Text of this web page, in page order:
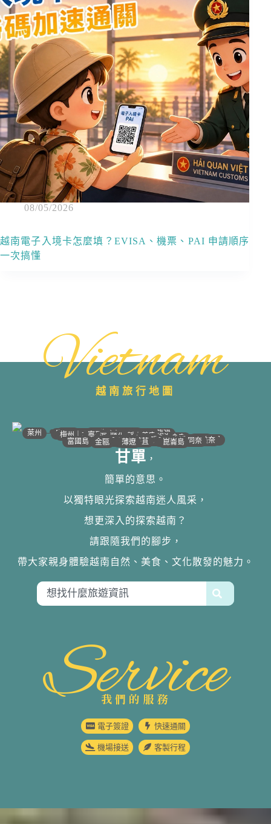
08/05/2026
越南電子入境卡怎麼填？EVISA、機票、PAI 申請順序
一次搞懂
Vietnam
越南旅行地圖
• 河江｜高平
沙壩 •
萊州 • 宣光 •
安沛｜木江界 •
• 太原
梅州｜木州•• 北江｜北寧
• 下龍灣
• 河內
•海防｜海洋
• 南定｜清化
寧平 ••河靜｜義安
洞海 •
順化 •• 峴港
• 會安
• 歸仁
邦美蜀 •
大叻 ••芽莊｜潘郎
•潘切｜美奈
平陽 •
西寧 •
胡志明 •
美萩 •
富國島 •迪石 •
金甌 • • 同奈
• 頭頓
• 芹苴 •崑崙島
• 薄遼
甘單 ，
簡單的意思。
以獨特眼光探索越南迷人風采，
想更深入的探索越南？
請跟隨我們的腳步，
帶大家親身體驗越南自然、美食、文化散發的魅力。
Service
我們的服務
電子簽證 快速通關
機場接送 客製行程